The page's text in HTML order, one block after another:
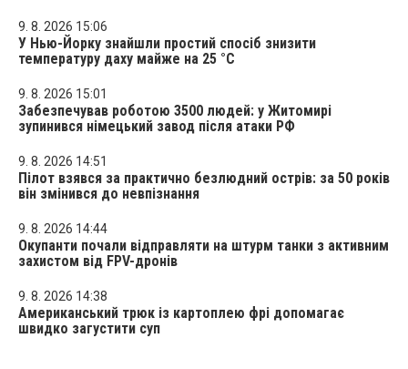
9. 8. 2026 15:06
У Нью-Йорку знайшли простий спосіб знизити
температуру даху майже на 25 °C
9. 8. 2026 15:01
Забезпечував роботою 3500 людей: у Житомирі
зупинився німецький завод після атаки РФ
9. 8. 2026 14:51
Пілот взявся за практично безлюдний острів: за 50 років
він змінився до невпізнання
9. 8. 2026 14:44
Окупанти почали відправляти на штурм танки з активним
захистом від FPV-дронів
9. 8. 2026 14:38
Американський трюк із картоплею фрі допомагає
швидко загустити суп